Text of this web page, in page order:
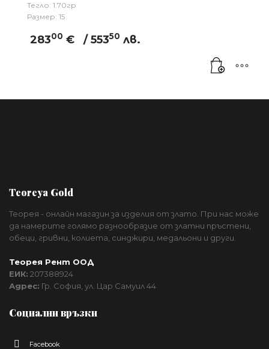
Тегло: 1.70гр
Размер: 15
28300 € / 55350 лв.
Teoreya Gold
Теорея - онлайн магазин за изделия от злато. При нас може
да намерите голямо разнообразие от златни пръстени,
обеци, гривни, колиета, синджири, медальони и други.
Теорея Рент ООД
ЕИК: 207388924
Адрес: Гр. София, ул. Цар Самуил 44
Социални връзки
Facebook